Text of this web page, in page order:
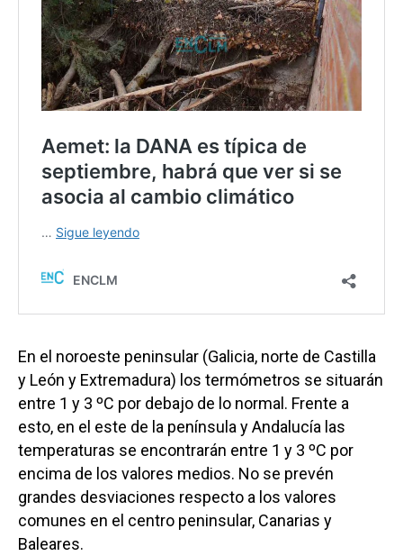
En el noroeste peninsular (Galicia, norte de Castilla
y León y Extremadura) los termómetros se situarán
entre 1 y 3 ºC por debajo de lo normal. Frente a
esto, en el este de la península y Andalucía las
temperaturas se encontrarán entre 1 y 3 ºC por
encima de los valores medios. No se prevén
grandes desviaciones respecto a los valores
comunes en el centro peninsular, Canarias y
Baleares.